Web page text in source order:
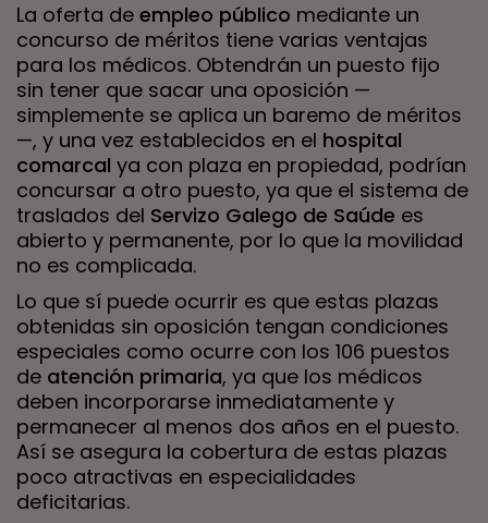
La oferta de empleo público mediante un
concurso de méritos tiene varias ventajas
para los médicos. Obtendrán un puesto fijo
sin tener que sacar una oposición —
simplemente se aplica un baremo de méritos
—, y una vez establecidos en el hospital
comarcal ya con plaza en propiedad, podrían
concursar a otro puesto, ya que el sistema de
traslados del Servizo Galego de Saúde es
abierto y permanente, por lo que la movilidad
no es complicada.
Lo que sí puede ocurrir es que estas plazas
obtenidas sin oposición tengan condiciones
especiales como ocurre con los 106 puestos
de atención primaria, ya que los médicos
deben incorporarse inmediatamente y
permanecer al menos dos años en el puesto.
Así se asegura la cobertura de estas plazas
poco atractivas en especialidades
deficitarias.